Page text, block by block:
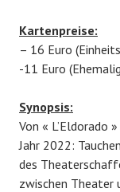
Kartenpreise:
– 16 Euro
-11 Euro
Synopsis:
Von « L’Eldorado
Jahr 2022:
des
zwischen Theater